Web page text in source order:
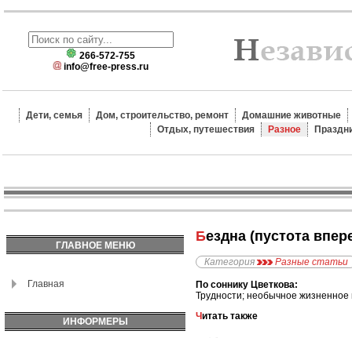
266-572-755
info@free-press.ru
Дети, семья Дом, строительство, ремонт
Домашние животные
Отдых, путешествия
Разное
ГЛАВНОЕ МЕНЮ
Главная
ИНФОРМЕРЫ
Бездна (пустота
Категория Разные статьи
По соннику Цветкова:
Трудности; необычное жизненное
Читать также